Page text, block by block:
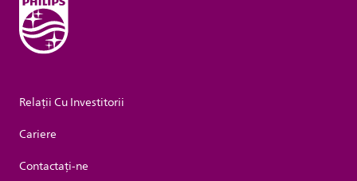
Relații Cu Investitorii
Cariere
Contactaţi-ne